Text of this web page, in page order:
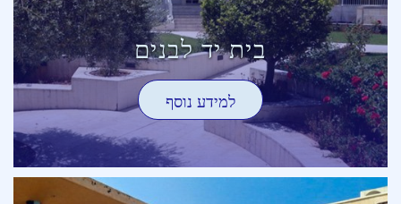
בית יד לבנים
למידע נוסף